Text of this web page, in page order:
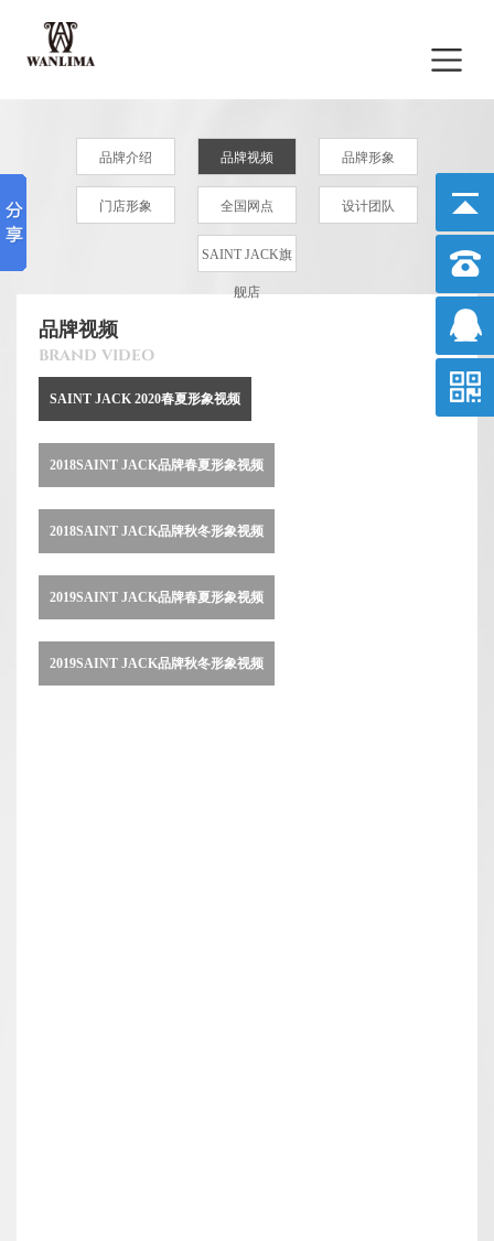
品牌介绍 品牌视频 品牌形象
门店形象 全国网点 设计团队
SAINT JACK旗
舰店
品牌视频
BRAND VIDEO
SAINT JACK 2020春夏形象视频
2018SAINT JACK品牌春夏形象视频
2018SAINT JACK品牌秋冬形象视频
2019SAINT JACK品牌春夏形象视频
2019SAINT JACK品牌秋冬形象视频